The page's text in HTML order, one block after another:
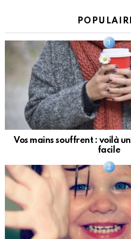
Vos mains souffrent : voilà
facile